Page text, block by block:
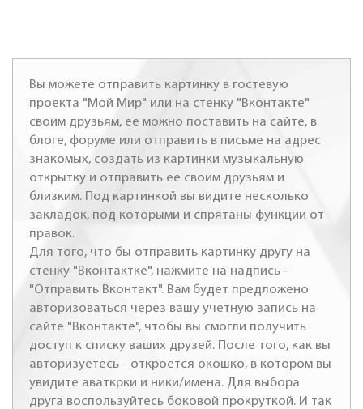
Вы можете отправить картинку в гостевую
проекта "Мой Мир" или на стенку "Вконтакте"
своим друзьям, ее можно поставить на сайте, в
блоге, форуме или отправить в письме на адрес
знакомых, создать из картинки музыкальную
открытку и отправить ее своим друзьям и
близким. Под картинкой вы видите несколько
закладок, под которыми и спрятаны функции от
правок.
Для того, что бы отправить картинку другу на
стенку "Вконтактке", нажмите на надпись -
"Отправить Вконтакт". Вам будет предложено
авторизоваться через вашу учетную запись на
сайте "Вконтакте", чтобы вы смогли получить
доступ к списку ваших друзей. После того, как вы
авторизуетесь - откроется окошко, в котором вы
увидите аваткрки и ники/имена. Для выбора
друга воспользуйтесь боковой прокруткой. И так